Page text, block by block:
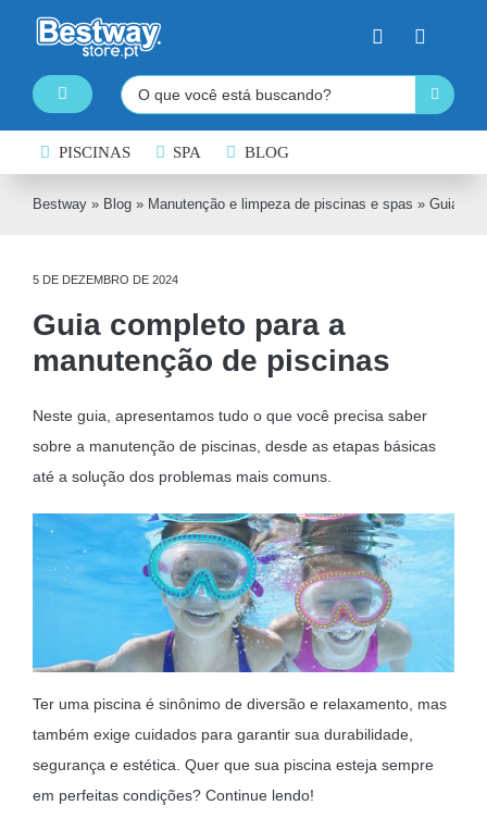
content
Toggle
PISCINAS DESMONTÁVEIS
SPA INSUFLÁVEL
CAIAQUES INSUFLÁVEIS
BARCOS INSUFLÁVEIS
INSUFLÁVEIS DE ÁGUA
EQUIPAMENTO DE NATAÇÃO
CAMPISMO
ACESSÓRIOS PARA PISCINAS
PEÇAS DE SUBSTITUIÇÃO PARA PISCINAS
Pesquisar
PISCINAS SPA BLOG
Bestway» Blog» Manutenção e limpeza de piscinas e spas » Guia
5 DE DEZEMBRO DE 2024
Guia completo para a
manutenção de piscinas
Neste guia, apresentamos tudo o que você precisa saber
sobre a manutenção de piscinas, desde as etapas básicas
até a solução dos problemas mais comuns.
Ter uma piscina é sinônimo de diversão e relaxamento, mas
também exige cuidados para garantir sua durabilidade,
segurança e estética. Quer que sua piscina esteja sempre
em perfeitas condições? Continue lendo!